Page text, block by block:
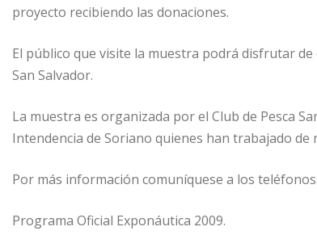
proyecto recibiendo las donaciones.
El público que visite la muestra podrá disfrutar
San Salvador.
La muestra es organizada por el Club de Pesca
Intendencia de Soriano quienes han trabajado
Por más información comuníquese a los
Programa Oficial Exponáutica 2009.